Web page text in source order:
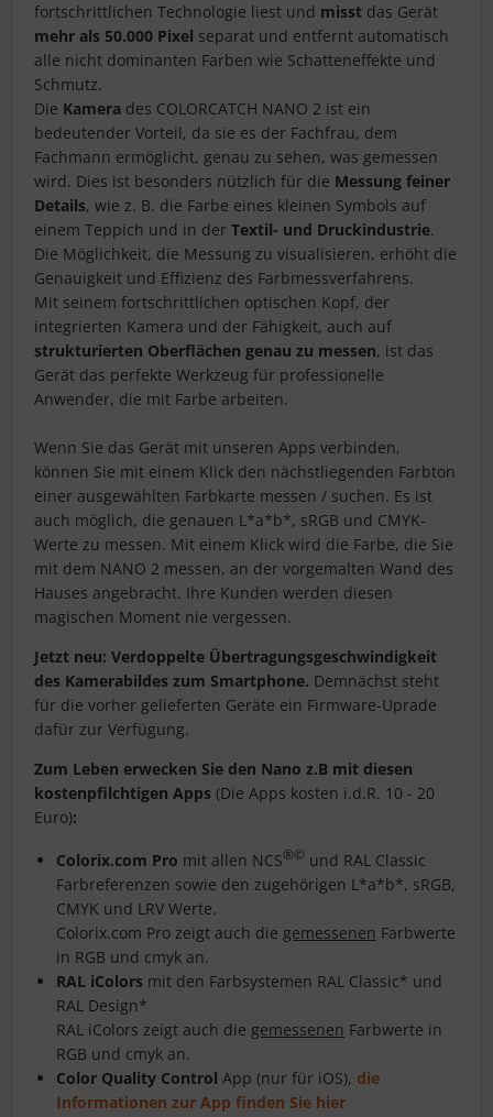
fortschrittlichen Technologie liest und misst das Gerät
mehr als 50.000 Pixel separat und entfernt automatisch
alle nicht dominanten Farben wie Schatteneffekte und
Schmutz.
Die Kamera des COLORCATCH NANO 2 ist ein
bedeutender Vorteil, da sie es der Fachfrau, dem
Fachmann ermöglicht, genau zu sehen, was gemessen
wird. Dies ist besonders nützlich für die Messung feiner
Details, wie z. B. die Farbe eines kleinen Symbols auf
einem Teppich und in der Textil- und Druckindustrie.
Die Möglichkeit, die Messung zu visualisieren, erhöht die
Genauigkeit und Effizienz des Farbmessverfahrens.
Mit seinem fortschrittlichen optischen Kopf, der
integrierten Kamera und der Fähigkeit, auch auf
strukturierten Oberflächen genau zu messen, ist das
Gerät das perfekte Werkzeug für professionelle
Anwender, die mit Farbe arbeiten.
Wenn Sie das Gerät mit unseren Apps verbinden,
können Sie mit einem Klick den nächstliegenden Farbton
einer ausgewählten Farbkarte messen / suchen. Es ist
auch möglich, die genauen L*a*b*, sRGB und CMYK-
Werte zu messen. Mit einem Klick wird die Farbe, die Sie
mit dem NANO 2 messen, an der vorgemalten Wand des
Hauses angebracht. Ihre Kunden werden diesen
magischen Moment nie vergessen.
Jetzt neu: Verdoppelte Übertragungsgeschwindigkeit
des Kamerabildes zum Smartphone. Demnächst steht
für die vorher gelieferten Geräte ein Firmware-Uprade
dafür zur Verfügung.
Zum Leben erwecken Sie den Nano z.B mit diesen
kostenpfilchtigen Apps (Die Apps kosten i.d.R. 10 - 20
Euro):
Colorix.com Pro mit allen NCS®© und RAL Classic
Farbreferenzen sowie den zugehörigen L*a*b*, sRGB,
CMYK und LRV Werte.
Colorix.com Pro zeigt auch die gemessenen Farbwerte
in RGB und cmyk an.
RAL iColors mit den Farbsystemen RAL Classic* und
RAL Design*
RAL iColors zeigt auch die gemessenen Farbwerte in
RGB und cmyk an.
Color Quality Control App (nur für iOS), die
Informationen zur App finden Sie hier